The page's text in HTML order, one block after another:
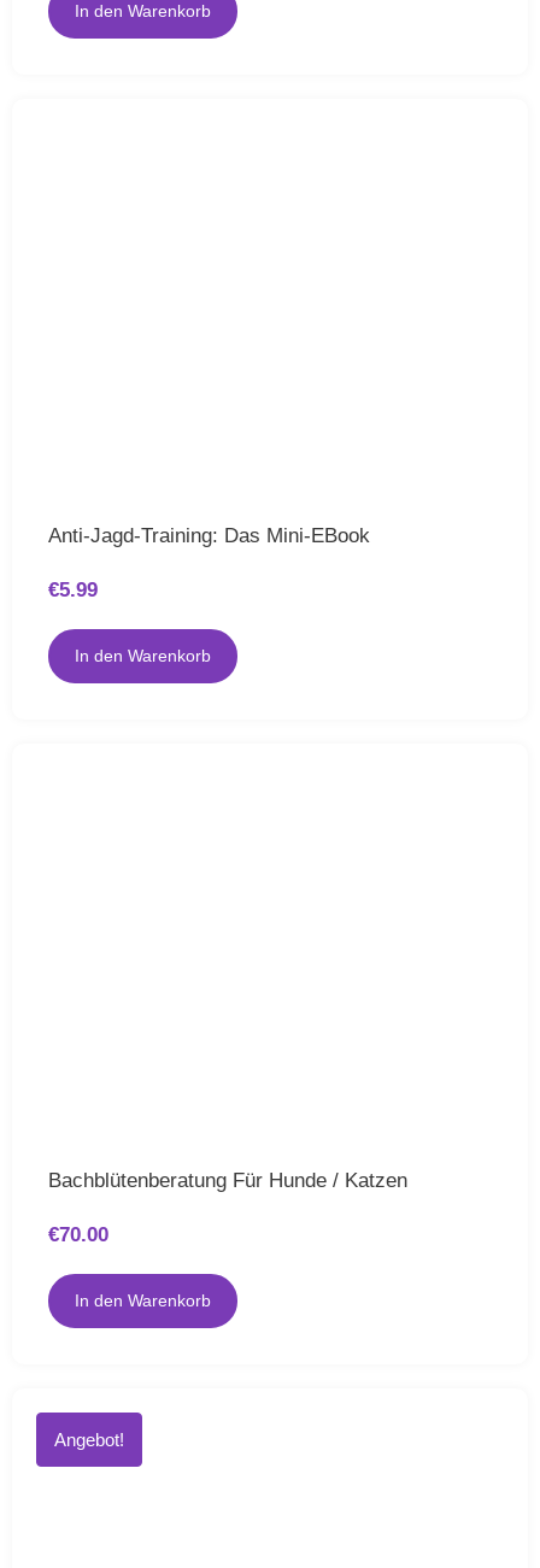
In den Warenkorb
Anti-Jagd-Training: Das Mini-EBook
€5.99
In den Warenkorb
Bachblütenberatung Für Hunde / Katzen
€70.00
In den Warenkorb
Angebot!